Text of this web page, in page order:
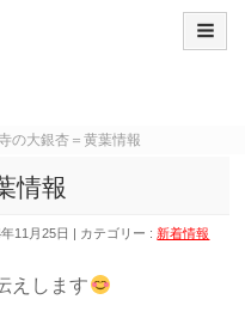
の大銀杏＝黄葉情報
情報
11月25日 カテゴリー : 新着情報
えします